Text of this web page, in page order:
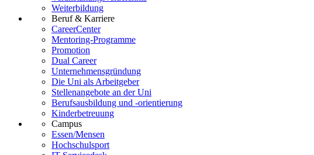
Weiterbildung
Beruf & Karriere
CareerCenter
Mentoring-Programme
Promotion
Dual Career
Unternehmensgründung
Die Uni als Arbeitgeber
Stellenangebote an der Uni
Berufsausbildung und -orientierung
Kinderbetreuung
Campus
Essen/Mensen
Hochschulsport